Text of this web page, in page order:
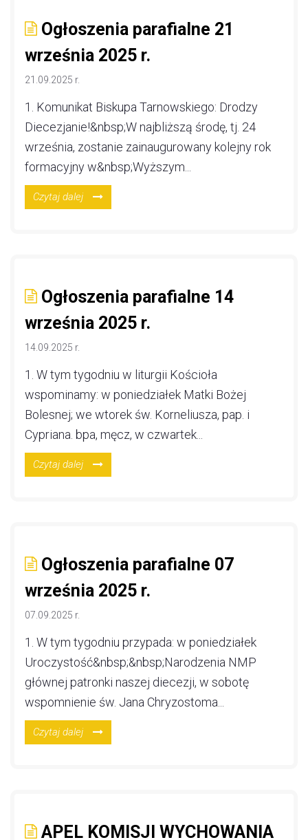
Ogłoszenia parafialne 21
września 2025 r.
21.09.2025 r.
1. Komunikat Biskupa Tarnowskiego: Drodzy
Diecezjanie!&nbsp;W najbliższą środę, tj. 24
września, zostanie zainaugurowany kolejny rok
formacyjny w&nbsp;Wyższym...
Czytaj dalej
Ogłoszenia parafialne 14
września 2025 r.
14.09.2025 r.
1. W tym tygodniu w liturgii Kościoła
wspominamy: w poniedziałek Matki Bożej
Bolesnej; we wtorek św. Korneliusza, pap. i
Cypriana. bpa, męcz, w czwartek...
Czytaj dalej
Ogłoszenia parafialne 07
września 2025 r.
07.09.2025 r.
1. W tym tygodniu przypada: w poniedziałek
Uroczystość&nbsp;&nbsp;Narodzenia NMP
głównej patronki naszej diecezji, w sobotę
wspomnienie św. Jana Chryzostoma...
Czytaj dalej
APEL KOMISJI WYCHOWANIA